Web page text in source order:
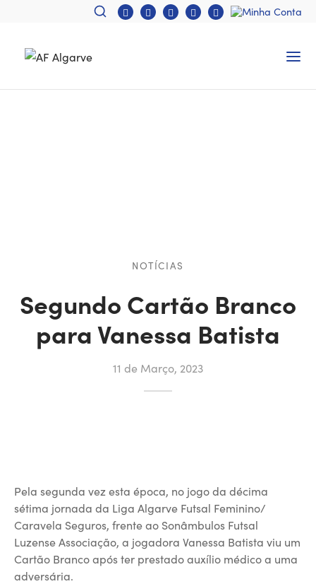
NOTÍCIAS
Segundo Cartão Branco
para Vanessa Batista
11 de Março, 2023
Pela segunda vez esta época, no jogo da décima
sétima jornada da Liga Algarve Futsal Feminino/
Caravela Seguros, frente ao Sonâmbulos Futsal
Luzense Associação, a jogadora Vanessa Batista viu um
Cartão Branco após ter prestado auxílio médico a uma
adversária.